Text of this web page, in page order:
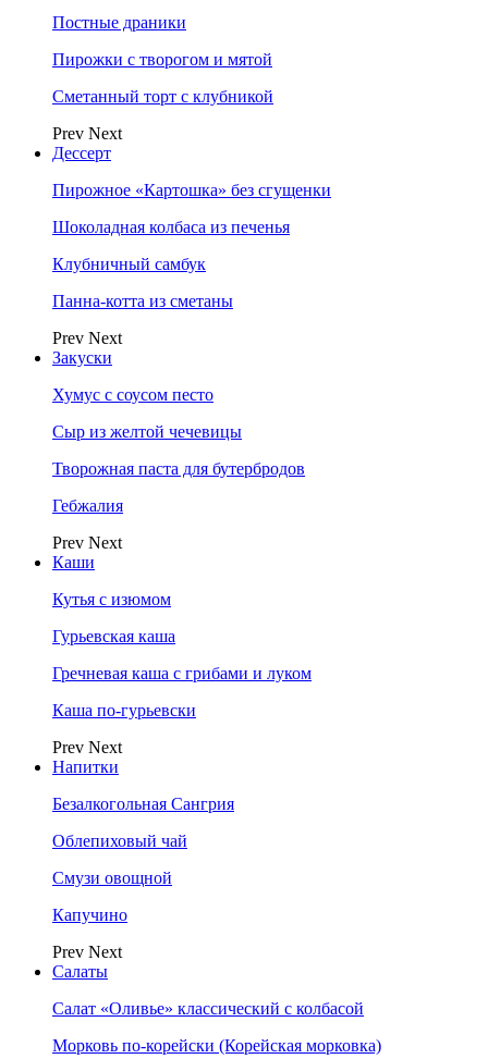
Постные драники
Пирожки с творогом и мятой
Сметанный торт с клубникой
Prev Next
Дессерт
Пирожное «Картошка» без сгущенки
Шоколадная колбаса из печенья
Клубничный самбук
Панна-котта из сметаны
Prev Next
Закуски
Хумус с соусом песто
Сыр из желтой чечевицы
Творожная паста для бутербродов
Гебжалия
Prev Next
Каши
Кутья с изюмом
Гурьевская каша
Гречневая каша с грибами и луком
Каша по-гурьевски
Prev Next
Напитки
Безалкогольная Сангрия
Облепиховый чай
Смузи овощной
Капучино
Prev Next
Салаты
Салат «Оливье» классический с колбасой
Морковь по-корейски (Корейская морковка)